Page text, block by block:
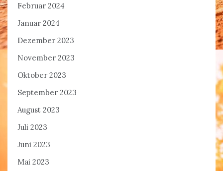
Februar 2024
Januar 2024
Dezember 2023
November 2023
Oktober 2023
September 2023
August 2023
Juli 2023
Juni 2023
Mai 2023